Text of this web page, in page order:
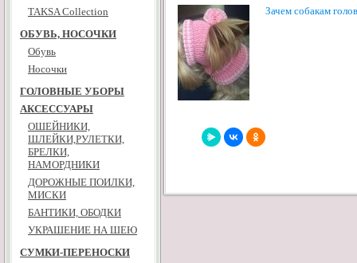
TAKSA Collection
ОБУВЬ, НОСОЧКИ
Обувь
Носочки
ГОЛОВНЫЕ УБОРЫ
АКСЕССУАРЫ
ОШЕЙНИКИ,
ШЛЕЙКИ,РУЛЕТКИ,
БРЕЛКИ,
НАМОРДНИКИ
ДОРОЖНЫЕ ПОИЛКИ,
МИСКИ
БАНТИКИ, ОБОДКИ
УКРАШЕНИЕ НА ШЕЮ
СУМКИ-ПЕРЕНОСКИ
Зачем собакам